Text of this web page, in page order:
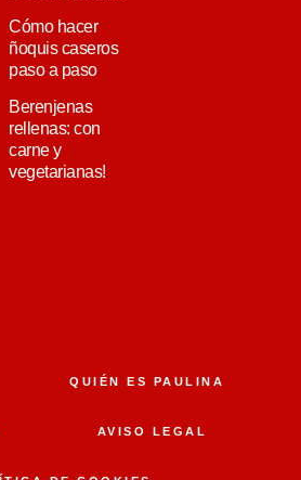
Cómo hacer
ñoquis caseros
paso a paso
Berenjenas
rellenas: con
carne y
vegetarianas!
QUIÉN ES PAULINA
AVISO LEGAL